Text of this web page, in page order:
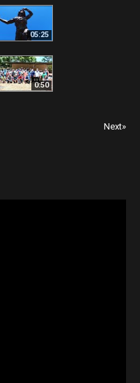
05:25
0:50
Next»